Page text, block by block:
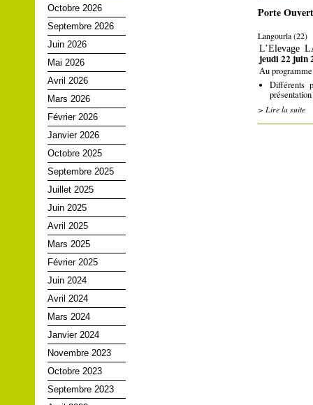
Octobre 2026
Septembre 2026
Juin 2026
Mai 2026
Avril 2026
Mars 2026
Février 2026
Janvier 2026
Octobre 2025
Septembre 2025
Juillet 2025
Juin 2025
Avril 2025
Mars 2025
Février 2025
Juin 2024
Avril 2024
Mars 2024
Janvier 2024
Novembre 2023
Octobre 2023
Septembre 2023
Porte
Langourla (22)
L’Elevage
jeudi 22 juin
Au
Différents
> Lire la suite